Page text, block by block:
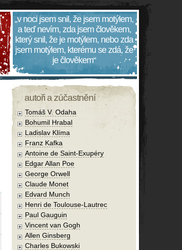
„v noci jsem snil, že jsem motýlem,
a teď nevím, zda jsem člověkem,
který snil, že je motýlem, nebo zda
jsem motýlem, kterému se zdá, že
je člověkem“
autoři a zúčastnění
Tomáš V. Odaha
Bohumil Hrabal
Ladislav Klíma
Franz Kafka
Antoine de Saint-Exupéry
Edgar Allan Poe
George Orwell
Claude Monet
Edvard Munch
Henri de Toulouse-Lautrec
Paul Gauguin
Vincent van Gogh
Allen Ginsberg
Charles Bukowski